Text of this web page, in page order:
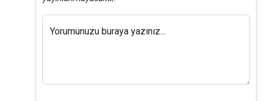
Yorumunuzu buraya yazınız...